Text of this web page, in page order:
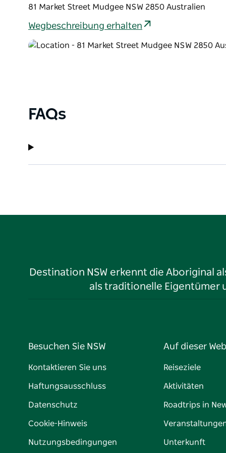
81 Market Street Mudgee NSW 2850 Australien
Wegbeschreibung erhalten
FAQs
Destination NSW erkennt die Aboriginal
als traditionelle Eigentümer
Besuchen Sie NSW
Kontaktieren Sie uns
Haftungsausschluss
Datenschutz
Cookie-Hinweis
Nutzungsbedingungen
Auf dieser
Reiseziele
Aktivitäten
Roadtrips in
Unterkunft